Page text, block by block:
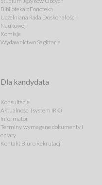
Biblioteka z Fonoteką
Uczelniana Rada Doskonałości
Naukowej
Komisje
Wydawnictwo Sagittaria
Dla kandydata
Konsultacje
Aktualności (system IRK)
Informator
Terminy, wymagane dokumenty i
opłaty
Kontakt Biuro Rekrutacji